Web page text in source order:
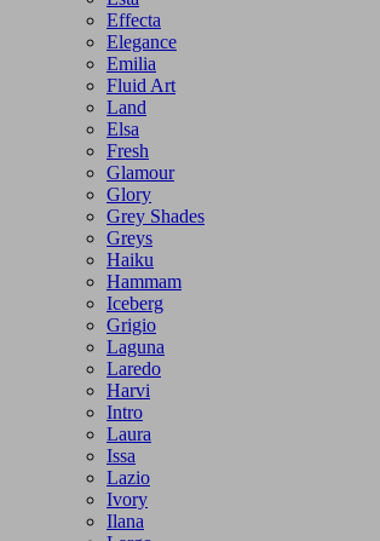
Effecta
Elegance
Emilia
Fluid Art
Land
Elsa
Fresh
Glamour
Glory
Grey Shades
Greys
Haiku
Hammam
Iceberg
Grigio
Laguna
Laredo
Harvi
Intro
Laura
Issa
Lazio
Ivory
Ilana